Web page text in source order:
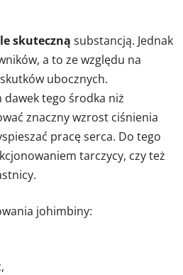
skutecznąsubstancją. Jednak
a to ze względu na
ubocznych.
dawek tego środka niż
znaczny wzrost ciśnienia
pracę serca. Do tego
tarczycy, czy też
johimbiny: